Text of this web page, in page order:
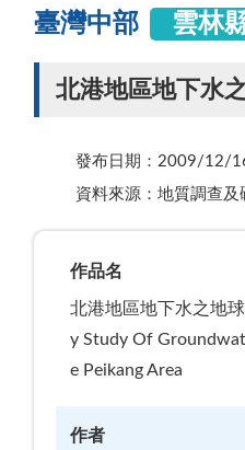
臺灣中部 雲林
北港地區地下水
發布日期：2009/12/
資料來源：地質調查及
作品名
北港地區地下水之地
y Study Of
e Peikang Area
作者